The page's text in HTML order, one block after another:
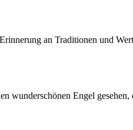
an Traditionen und
wunderschönen Engel